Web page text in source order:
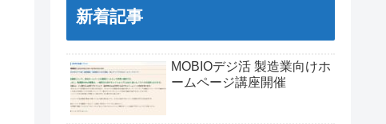
新着記事
MOBIOデジ活 製造業向けホ
ームページ講座開催